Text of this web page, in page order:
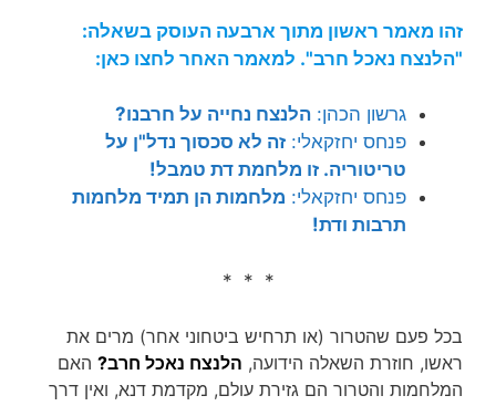
זהו מאמר ראשון מתוך ארבעה העוסק בשאלה:
"הלנצח נאכל חרב". למאמר האחר לחצו כאן:
גרשון הכהן: הלנצח נחייה על חרבנו?
פנחס יחזקאלי: זה לא סכסוך נדל"ן על
טריטוריה. זו מלחמת דת טמבל!
פנחס יחזקאלי: מלחמות הן תמיד מלחמות
תרבות ודת!
* * *
בכל פעם שהטרור (או תרחיש ביטחוני אחר) מרים את
ראשו, חוזרת השאלה הידועה, הלנצח נאכל חרב? האם
המלחמות והטרור הם גזירת עולם, מקדמת דנא, ואין דרך